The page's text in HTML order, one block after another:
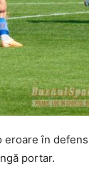
eroare în
portar.